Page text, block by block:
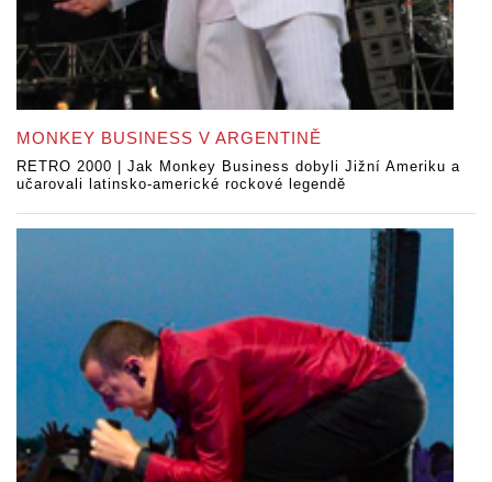
MONKEY BUSINESS V ARGENTINĚ
RETRO 2000 | Jak Monkey Business dobyli Jižní Ameriku a
učarovali latinsko-americké rockové legendě